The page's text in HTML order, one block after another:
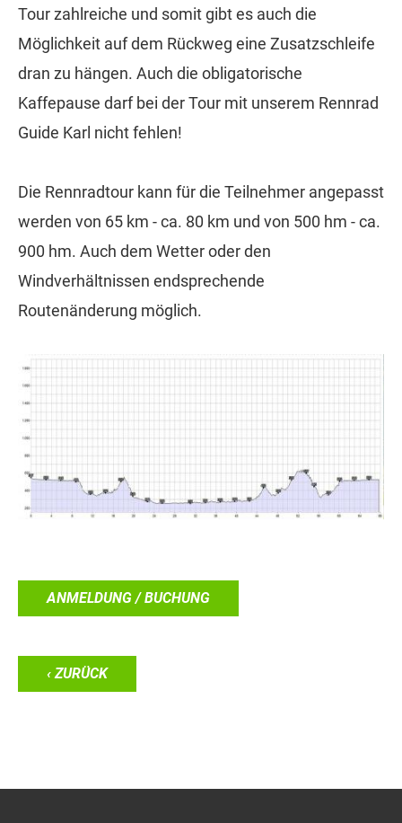
Tour zahlreiche und somit gibt es auch die
Möglichkeit auf dem Rückweg eine Zusatzschleife
dran zu hängen. Auch die obligatorische
Kaffepause darf bei der Tour mit unserem Rennrad
Guide Karl nicht fehlen!
Die Rennradtour kann für die Teilnehmer angepasst
werden von 65 km - ca. 80 km und von 500 hm - ca.
900 hm. Auch dem Wetter oder den
Windverhältnissen endsprechende
Routenänderung möglich.
ANMELDUNG / BUCHUNG
‹ ZURÜCK